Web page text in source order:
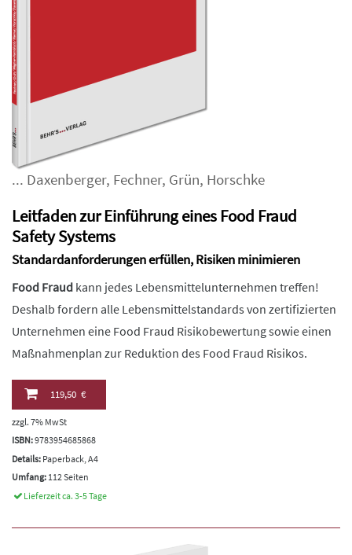
... Daxenberger, Fechner, Grün, Horschke
Leitfaden zur Einführung eines Food Fraud
Safety Systems
Standardanforderungen erfüllen, Risiken minimieren
Food Fraud kann jedes Lebensmittelunternehmen treffen!
Deshalb fordern alle Lebensmittelstandards von zertifizierten
Unternehmen eine Food Fraud Risikobewertung sowie einen
Maßnahmenplan zur Reduktion des Food Fraud Risikos.
119,50 €
zzgl. 7% MwSt
ISBN:9783954685868
Details: Paperback, A4
Umfang: 112 Seiten
Lieferzeit ca. 3-5 Tage